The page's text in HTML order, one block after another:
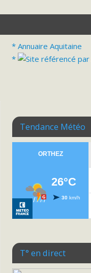
* Annuaire Aquitaine
*
Tendance Météo
T° en direct